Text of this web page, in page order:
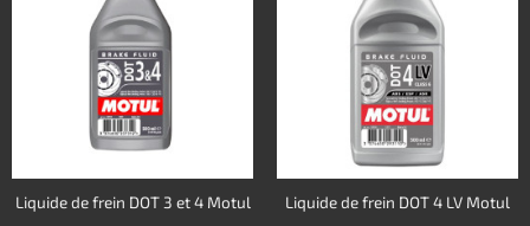
Liquide de frein DOT 3 et 4 Motul Liquide de frein DOT 4 LV Motul